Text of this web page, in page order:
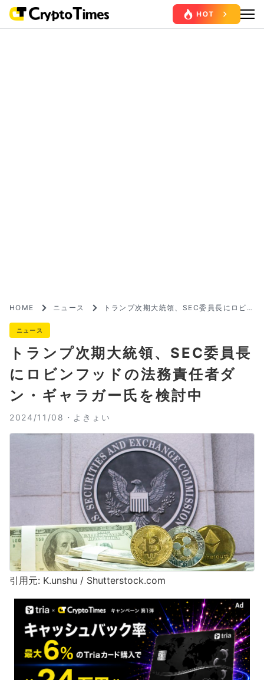
HOME ニュース
トランプ次期大統領、SEC委員長にロビ
ニュース
トランプ次期大統領、SEC委員長
にロビンフッドの法務責任者ダ
ン・ギャラガー氏を検討中
2024/11/08・ よきょい
引用元: K.unshu / Shutterstock.com